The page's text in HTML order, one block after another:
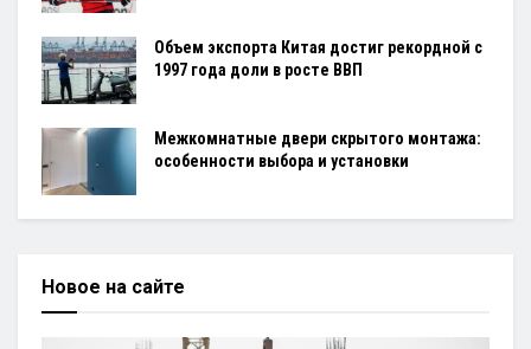
Объем экспорта Китая достиг рекордной с
1997 года доли в росте ВВП
Межкомнатные двери скрытого монтажа:
особенности выбора и установки
Новое на сайте